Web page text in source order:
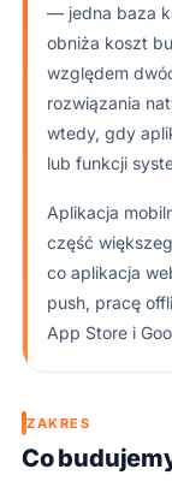
— jedna baza
obniża koszt
względem
rozwiązania
wtedy, gdy
lub funkcji
Aplikacja
część
co aplikacja
push, pracę
App Store i
ZAKRES
Co